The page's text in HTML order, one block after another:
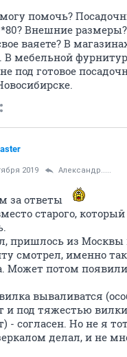
помочь?
Внешние
ваяете? В
В мебельной
под готовое
2019 Александр.....
за ответы
старого,
пришлось из
смотрел, именно
Может потом
вываливатся
и под тяжестью
- согласен. Но не я
делал, и не